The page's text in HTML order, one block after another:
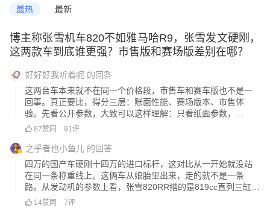
最热 最新
博主称张雪机车820不如雅马哈R9，张雪发文硬刚，
这两款车到底谁更强？市售版和赛场版差别在哪？
好好好我听着呢 的回答
这两台车本来就不在同一个价格段，市售车和赛车版也不是一
回事。真正要比，得分三层：账面性能、赛场版本、市售体
验。先看公开参数，大致可以这样理解：只看纸面参数，
820RR确实很猛。4万多元给到135匹级别的三缸仿赛，这在国
力并不占优，价格却明显高出
87赞同 91评
之乎者也小鱼儿 的回答
四万的国产车硬刚十四万的进口标杆，这对比从一开始就没站
在同一条称重线上。这俩车从娘胎里出来，走的就不是一条
路。从发动机的参数上看，张雪820RR搭的是819cc直列三缸，
短行程大缸径的设计，明摆着就是冲着高转马力去的，135匹的
14赞同 7评